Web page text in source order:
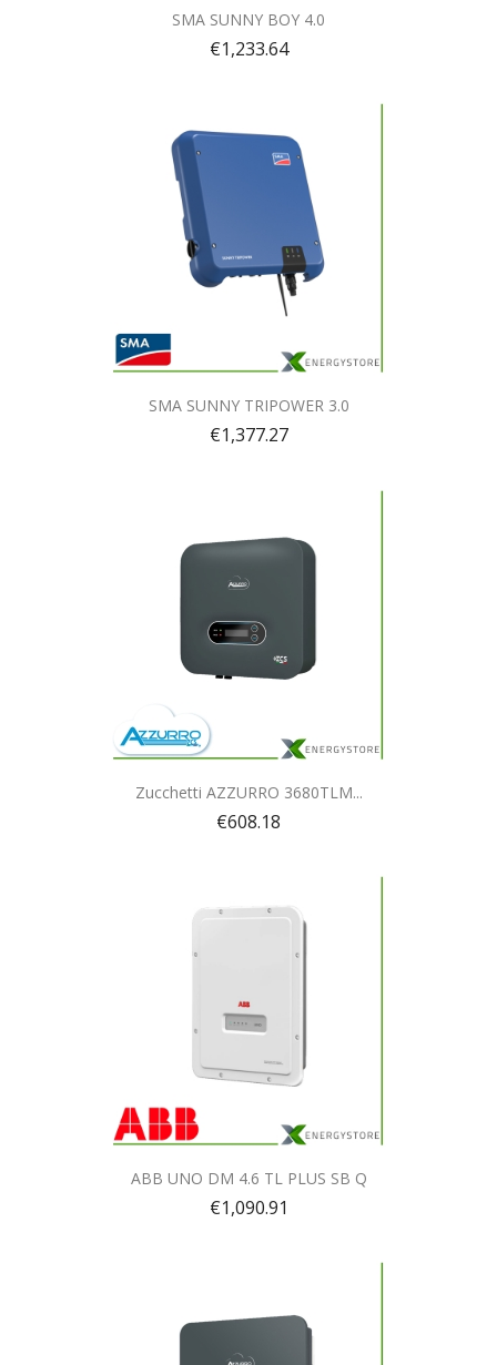
Quick view
SMA SUNNY BOY 4.0
€1,233.64
Quick view
SMA SUNNY TRIPOWER 3.0
€1,377.27
Quick view
Zucchetti AZZURRO 3680TLM...
€608.18
Quick view
ABB UNO DM 4.6 TL PLUS SB Q
€1,090.91